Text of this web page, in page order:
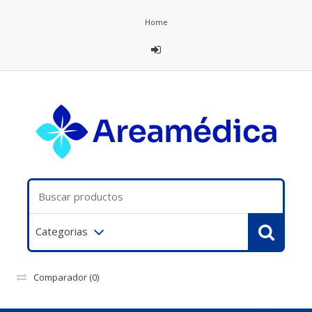
Home
Categorias
Comparador (0)